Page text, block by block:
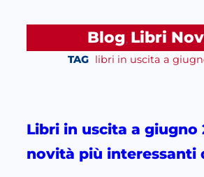
Blog, Libri
TAG libri in uscita a
Libri in uscita a giugno
novità più interessanti